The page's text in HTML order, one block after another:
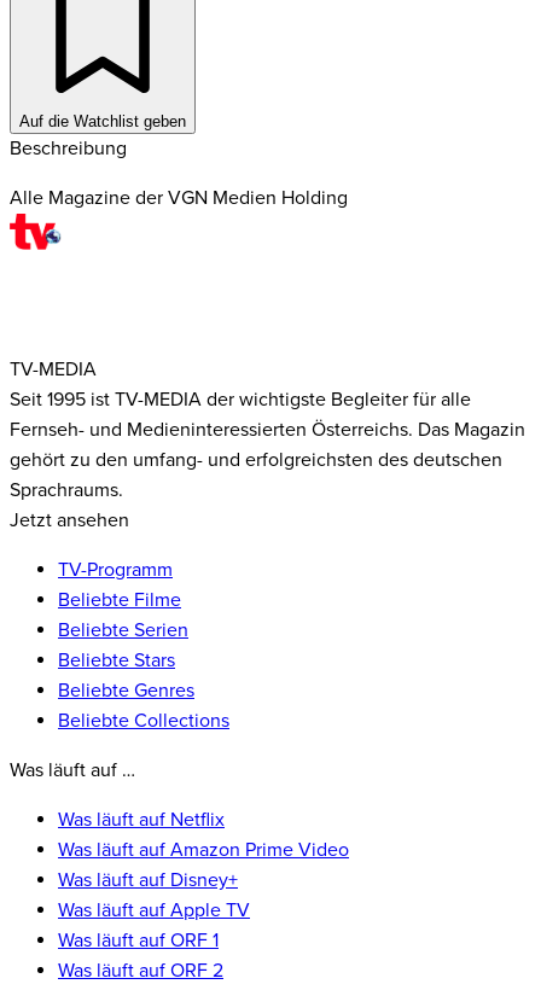
Auf die Watchlist geben
Beschreibung
Alle Magazine der VGN Medien Holding
TV-MEDIA
Seit 1995 ist TV-MEDIA der wichtigste Begleiter für alle
Fernseh- und Medieninteressierten Österreichs. Das Magazin
gehört zu den umfang- und erfolgreichsten des deutschen
Sprachraums.
Jetzt ansehen
TV-Programm
Beliebte Filme
Beliebte Serien
Beliebte Stars
Beliebte Genres
Beliebte Collections
Was läuft auf …
Was läuft auf Netflix
Was läuft auf Amazon Prime Video
Was läuft auf Disney+
Was läuft auf Apple TV
Was läuft auf ORF 1
Was läuft auf ORF 2